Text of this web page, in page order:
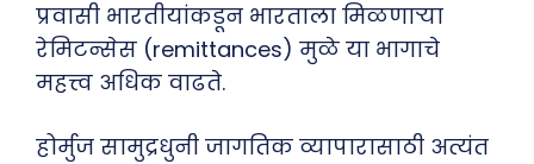
प्रवासी भारतीयांकडून भारताला मिळणाऱ्या
रेमिटन्सेस (remittances) मुळे या भागाचे
महत्त्व अधिक वाढते.
होर्मुज सामुद्रधुनी जागतिक व्यापारासाठी अत्यंत